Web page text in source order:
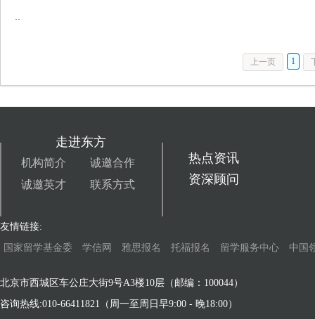
··
1
上一页
走进东方
机构简介
诚邀合作
诚邀英才
联系方式
热点资讯
资深顾问
友情链接:
国家留学基金委
学信网 雅思报名 托福报名 留学服务中心 中国
北京市西城区车公庄大街9号A3楼10层（邮编：100044）
咨询热线:010-66411821（周一至周日早9:00 - 晚18:00）